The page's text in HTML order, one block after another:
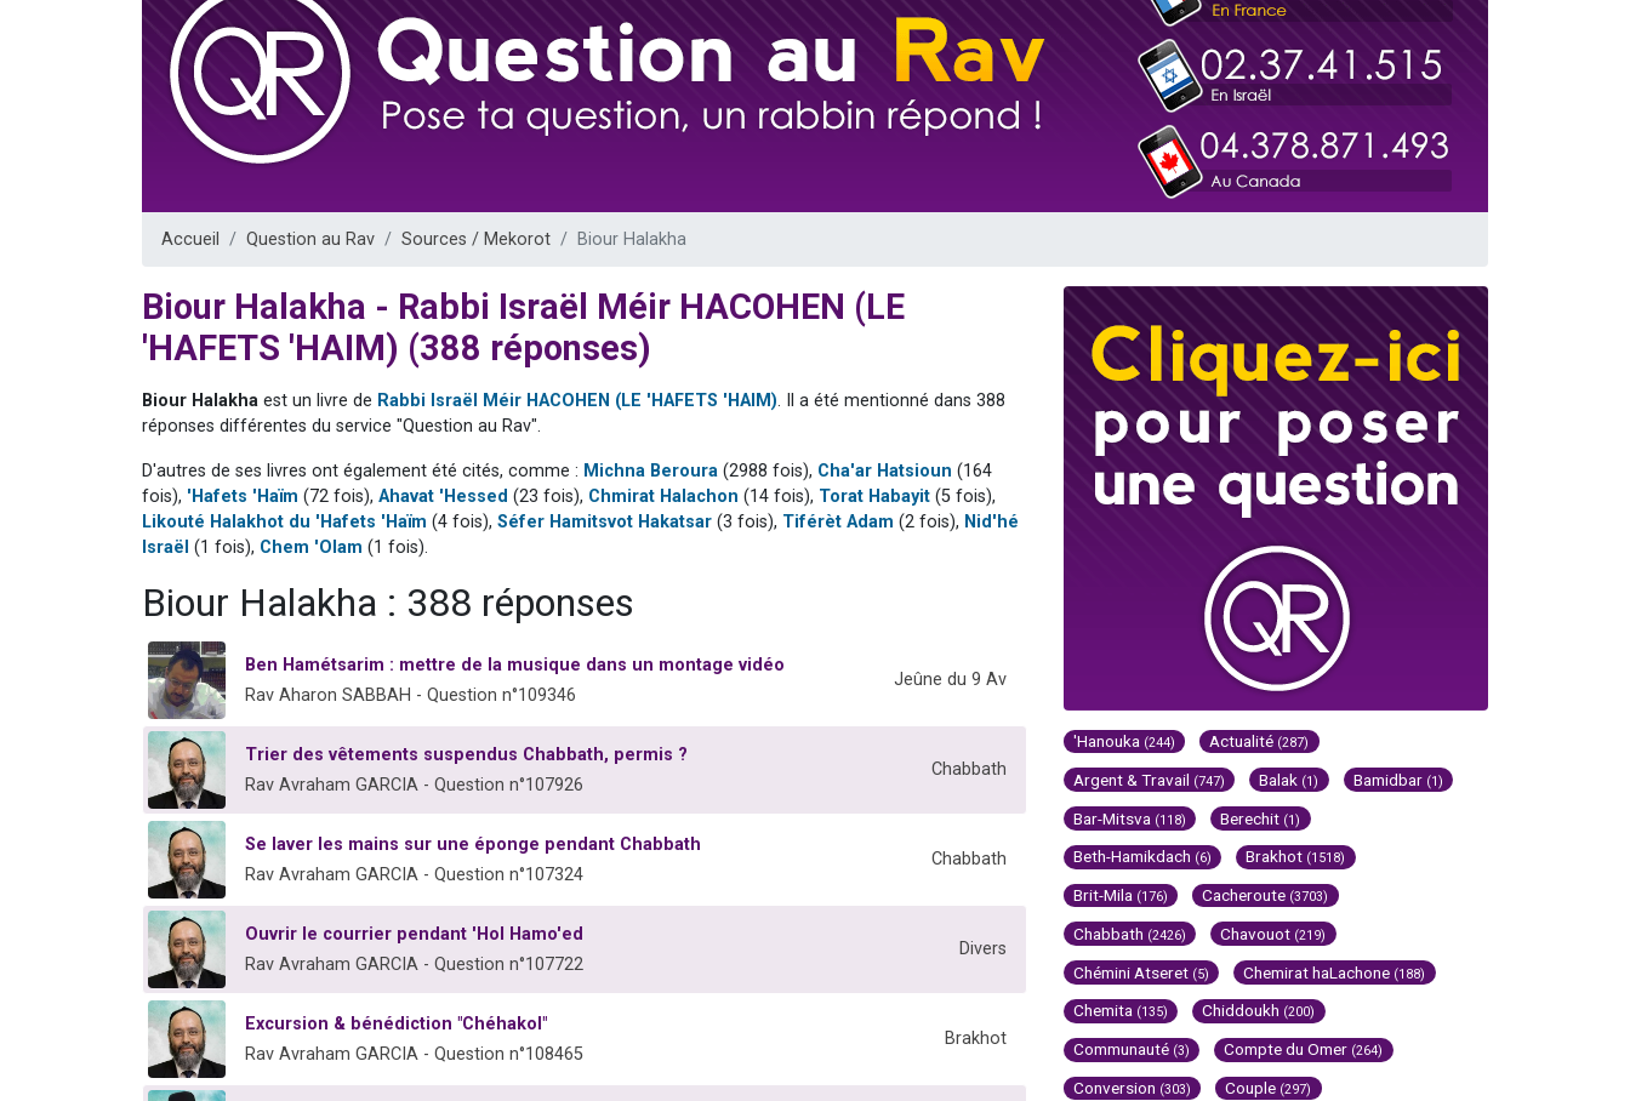
Ariel vient de donner son Maasser
Il reste 49 places pour étudier en groupe sur Zoom
Nathaniel vient de donner son Maasser
6 personnes viennent de faire un don pour 5 enfants déjà orphelins risquent de perdre leur maman
Accueil Question au Rav Sources / Mekorot Biour Halakha
Biour Halakha - Rabbi Israël Méir HACOHEN (LE
'HAFETS 'HAIM) (388 réponses)
Biour Halakha est un livre de Rabbi Israël Méir HACOHEN (LE 'HAFETS 'HAIM). Il a été mentionné dans 388
réponses différentes du service "Question au Rav".
D'autres de ses livres ont également été cités, comme : Michna Beroura (2988 fois), Cha'ar Hatsioun (164
fois), 'Hafets 'Haïm (72 fois), Ahavat 'Hessed (23 fois), Chmirat Halachon (14 fois), Torat Habayit (5 fois),
Likouté Halakhot du 'Hafets 'Haïm (4 fois), Séfer Hamitsvot Hakatsar (3 fois), Tiférèt Adam (2 fois), Nid'hé
Israël (1 fois), Chem 'Olam (1 fois).
Biour Halakha : 388 réponses
Ben Hamétsarim : mettre de la musique dans un montage vidéo
Rav Aharon SABBAH - Question n°109346
Jeûne du 9 Av
Trier des vêtements suspendus Chabbath, permis ?
Rav Avraham GARCIA - Question n°107926
Chabbath
Se laver les mains sur une éponge pendant Chabbath
Rav Avraham GARCIA - Question n°107324
Chabbath
Ouvrir le courrier pendant 'Hol Hamo'ed
Rav Avraham GARCIA - Question n°107722
Divers
Excursion & bénédiction "Chéhakol"
Rav Avraham GARCIA - Question n°108465
Brakhot
'Hanouka (244) Actualité (287)
Argent & Travail (747) Balak (1) Bamidbar (1)
Bar-Mitsva (118) Berechit (1)
Beth-Hamikdach (6) Brakhot (1518)
Brit-Mila (176) Cacheroute (3703)
Chabbath (2426) Chavouot (219)
Chémini Atseret (5) Chemirat haLachone (188)
Chemita (135) Chiddoukh (200)
Communauté (3) Compte du Omer (264)
Conversion (303) Couple (297)